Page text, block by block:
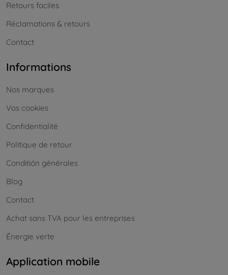
Retours faciles
Réclamations & retours
Contact
Informations
Nos marques
Vos cookies
Confidentialité
Politique de retour
Conditión générales
Blog
Contact
Achat sans TVA pour les entreprises
Énergie verte
Application mobile